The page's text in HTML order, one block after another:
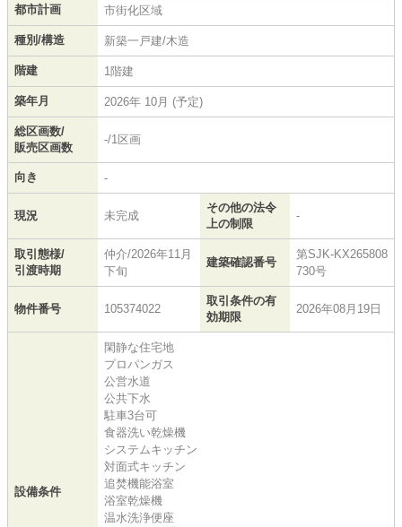
都市計画 市街化区域
種別/構造 新築一戸建/木造
階建 1階建
築年月 2026年 10月 (予定)
総区画数/
販売区画数
-/1区画
向き -
現況 未完成
その他の法令
上の制限
-
取引態様/
引渡時期
仲介/2026年11月
下旬
建築確認番号
第SJK-KX265808
730号
物件番号 105374022
取引条件の有
効期限
2026年08月19日
設備条件
閑静な住宅地
プロパンガス
公営水道
公共下水
駐車3台可
食器洗い乾燥機
システムキッチン
対面式キッチン
追焚機能浴室
浴室乾燥機
温水洗浄便座